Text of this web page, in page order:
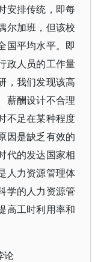
安排传统，即每
尔加班，但该校
国平均水平。即
政人员的工作量
，我们发现该高
薪酬设计不合理
不足在某种程度
因是缺乏有效的
代的发达国家相
人力资源管理体
学的人力资源管
高工时利用率和
论